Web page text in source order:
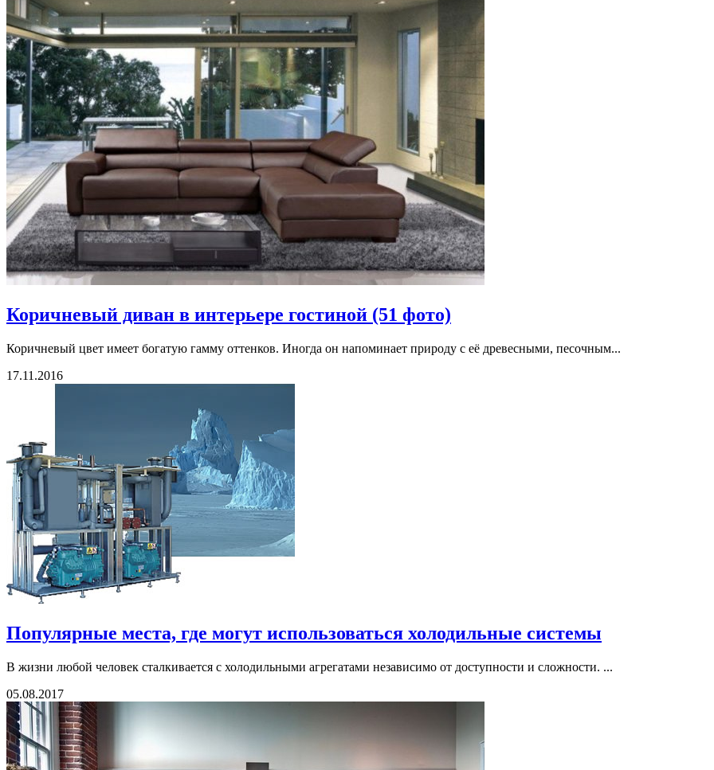
Коричневый диван в интерьере гостиной (51 фото)
Коричневый цвет имеет богатую гамму оттенков. Иногда он напоминает природу с её древесными, песочным...
17.11.2016
Популярные места, где могут использоваться холодильные системы
В жизни любой человек сталкивается с холодильными агрегатами независимо от доступности и сложности. ...
05.08.2017